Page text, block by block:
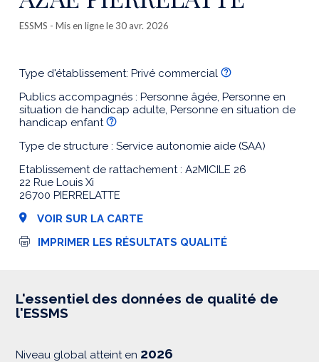
ESSMS - Mis en ligne le 30 avr. 2026
Type d'établissement: Privé commercial
Publics accompagnés : Personne âgée, Personne en
situation de handicap adulte, Personne en situation de
handicap enfant
Type de structure : Service autonomie aide (SAA)
Etablissement de rattachement : A2MICILE 26
22 Rue Louis Xi
26700 PIERRELATTE
VOIR SUR LA CARTE
I
s
i
IMPRIMER LES RÉSULTATS QUALITÉ
L'essentiel des données de qualité de
l'ESSMS
Niveau global atteint en 2026